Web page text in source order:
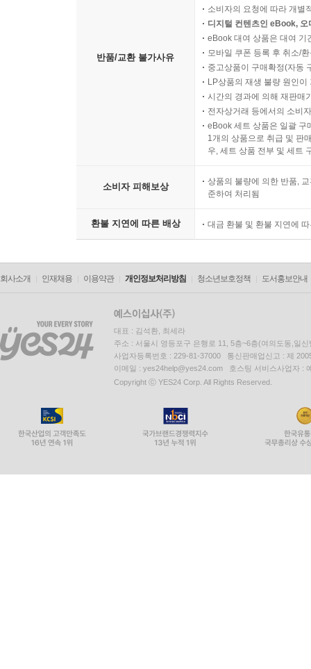
반품/교환 불가사유
소비자의 요청에 따라 개별
디지털 컨텐츠인 eBook,
eBook 대여 상품은 대여 기
모바일 쿠폰 등록 후 취소/
중고상품이 구매확정(자동
LP상품의 재생 불량 원인
시간의 경과에 의해 재판매
전자상거래 등에서의 소비
eBook 세트 상품은 일괄 구
1개의 상품으로 취급 및 판
우, 세트 상품 전부 및 세트
소비자 피해보상
상품의 불량에 의한 반품,
준하여 처리됨
환불 지연에 따른 배상 대금 환불 및 환불 지연에
회사소개 인재채용 이용약관 개인정보처리방침 청소년보호정책 도서홍보안내
대표 : 김석환, 최세라
주소 : 서울시 영등포구 은행로 11, 5층~6층(여의도동,일신
사업자등록번호 : 229-81-37000 통신판매업신고 : 제
이메일 : yes24help@yes24.com 호스팅 서비스사업자 :
Copyright ⓒ YES24 Corp. All Rights Reserved.